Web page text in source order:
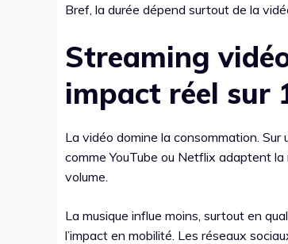
Bref, la durée dépend surtout de la
Streaming
impact réel sur
La vidéo domine la consommation.
comme YouTube ou Netflix adaptent la
volume.
La musique influe moins, surtout en
l’impact en mobilité. Les réseaux